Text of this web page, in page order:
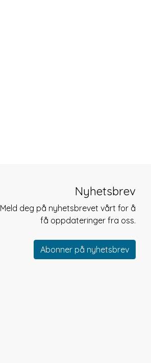
Nyhetsbrev
Meld deg på nyhetsbrevet vårt for å
få oppdateringer fra oss.
Abonner på nyhetsbrev